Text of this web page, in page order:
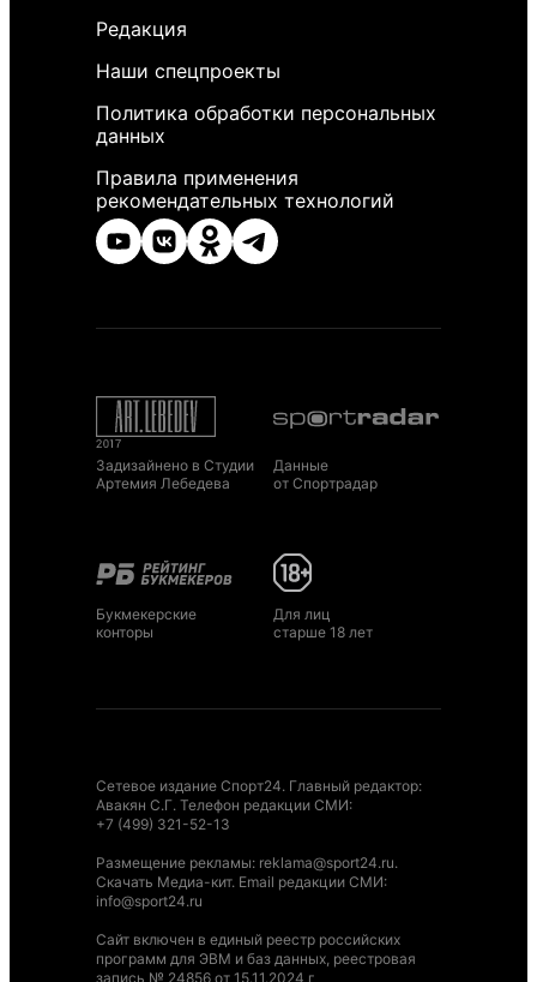
Редакция
Наши спецпроекты
Политика обработки персональных
данных
Правила применения
рекомендательных технологий
Задизайнено в Студии
Артемия Лебедева
Данные
от Спортрадар
Букмекерские
конторы
Для лиц
старше 18 лет
Сетевое издание Спорт24. Главный редактор:
Авакян С.Г. Телефон редакции СМИ:
+7 (499) 321-52-13
Размещение рекламы: reklama@sport24.ru.
Скачать Медиа-кит. Email редакции СМИ:
info@sport24.ru
Сайт включен в единый реестр российских
программ для ЭВМ и баз данных, реестровая
запись № 24856 от 15.11.2024 г